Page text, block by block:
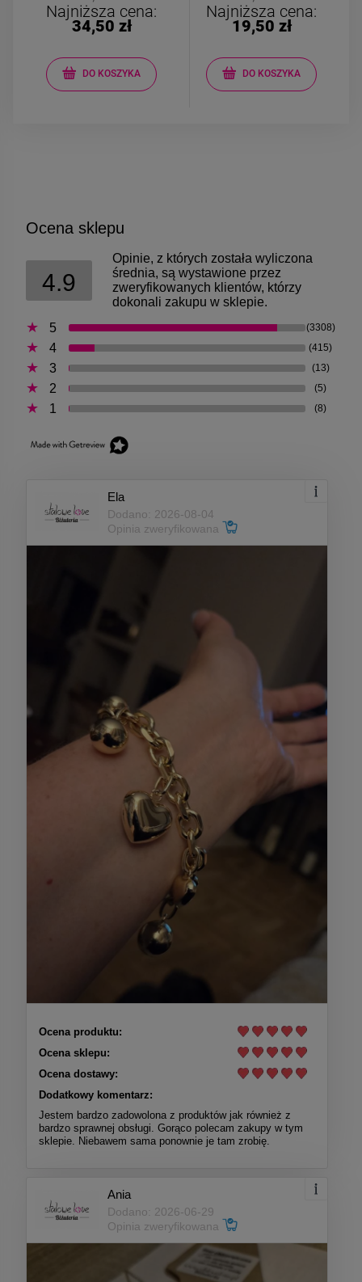
Najniższa cena:
34,50 zł
DO KOSZYKA
Najniższa cena:
19,50 zł
DO KOSZYKA
Ocena sklepu
4.9
Opinie, z których została wyliczona
średnia, są wystawione przez
zweryfikowanych klientów, którzy
dokonali zakupu w sklepie.
5
(3308)
4 (415)
3 (13)
2 (5)
1 (8)
Ela
Dodano: 2026-08-04
Opinia zweryfikowana
Ocena produktu:
Ocena sklepu:
Ocena dostawy:
Dodatkowy komentarz:
Jestem bardzo zadowolona z produktów jak również z
bardzo sprawnej obsługi. Gorąco polecam zakupy w tym
sklepie. Niebawem sama ponownie je tam zrobię.
Ania
Dodano: 2026-06-29
Opinia zweryfikowana